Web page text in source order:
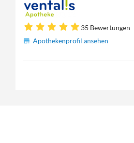
35 Bewertungen
Apothekenprofil ansehen